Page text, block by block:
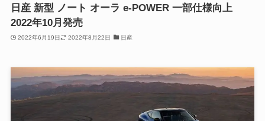
日産 新型 ノート オーラ e-POWER 一部仕様向上
2022年10月発売
2022年6月19日 2022年8月22日 日産